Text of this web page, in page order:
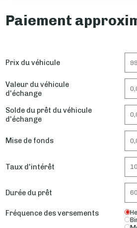
Paiement
Prix du véhicule
Valeur du véhicule
d'échange
Solde du prêt du véhicule
d'échange
Mise de fonds
Taux d'intérêt
Durée du prêt
Fréquence des versements